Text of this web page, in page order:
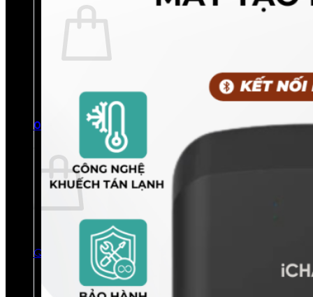
Chưa có sản phẩm trong giỏ hàng.
Quay trở lại cửa hàng
0
Giỏ hàng
Chưa có sản phẩm trong giỏ hàng.
Quay trở lại cửa hàng